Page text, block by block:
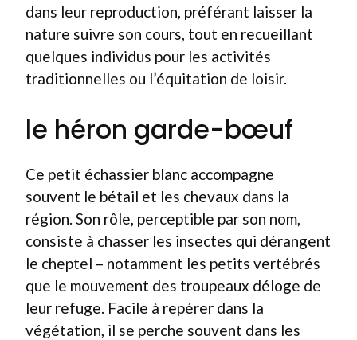
dans leur reproduction, préférant laisser la
nature suivre son cours, tout en recueillant
quelques individus pour les activités
traditionnelles ou l’équitation de loisir.
le héron garde-bœuf
Ce petit échassier blanc accompagne
souvent le bétail et les chevaux dans la
région. Son rôle, perceptible par son nom,
consiste à chasser les insectes qui dérangent
le cheptel – notamment les petits vertébrés
que le mouvement des troupeaux déloge de
leur refuge. Facile à repérer dans la
végétation, il se perche souvent dans les